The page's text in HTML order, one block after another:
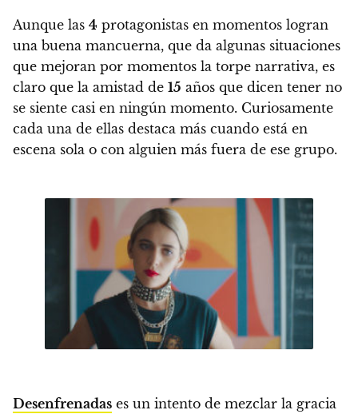
Aunque las 4 protagonistas en momentos logran
una buena mancuerna, que da algunas situaciones
que mejoran por momentos la torpe narrativa, es
claro que la amistad de 15 años que dicen tener no
se siente casi en ningún momento. Curiosamente
cada una de ellas destaca más cuando está en
escena sola o con alguien más fuera de ese grupo.
Desenfrenadas es un intento de mezclar la gracia